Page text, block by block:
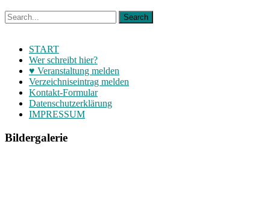
START
Wer schreibt hier?
♥ Veranstaltung melden
Verzeichniseintrag melden
Kontakt-Formular
Datenschutzerklärung
IMPRESSUM
Bildergalerie